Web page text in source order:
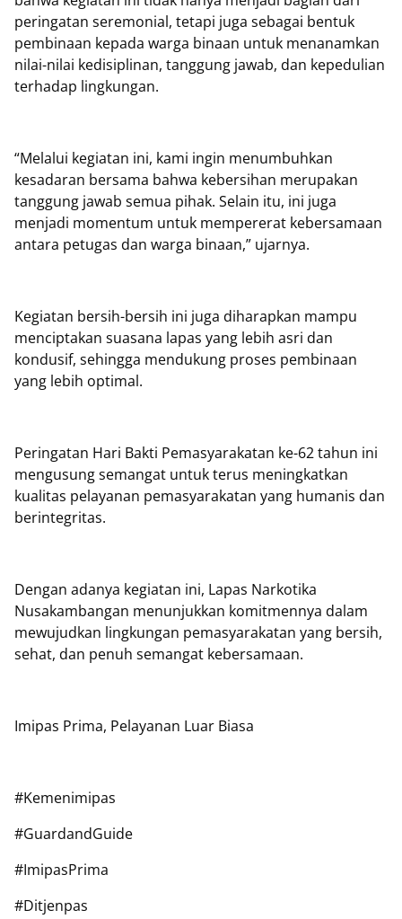
peringatan seremonial, tetapi juga sebagai bentuk
pembinaan kepada warga binaan untuk menanamkan
nilai-nilai kedisiplinan, tanggung jawab, dan kepedulian
terhadap lingkungan.
“Melalui kegiatan ini, kami ingin menumbuhkan
kesadaran bersama bahwa kebersihan merupakan
tanggung jawab semua pihak. Selain itu, ini juga
menjadi momentum untuk mempererat kebersamaan
antara petugas dan warga binaan,” ujarnya.
Kegiatan bersih-bersih ini juga diharapkan mampu
menciptakan suasana lapas yang lebih asri dan
kondusif, sehingga mendukung proses pembinaan
yang lebih optimal.
Peringatan Hari Bakti Pemasyarakatan ke-62 tahun ini
mengusung semangat untuk terus meningkatkan
kualitas pelayanan pemasyarakatan yang humanis dan
berintegritas.
Dengan adanya kegiatan ini, Lapas Narkotika
Nusakambangan menunjukkan komitmennya dalam
mewujudkan lingkungan pemasyarakatan yang bersih,
sehat, dan penuh semangat kebersamaan.
Imipas Prima, Pelayanan Luar Biasa
#Kemenimipas
#GuardandGuide
#ImipasPrima
#Ditjenpas